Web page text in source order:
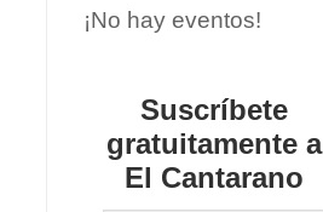
¡No hay eventos!
Suscríbete
gratuitamente a
El Cantarano